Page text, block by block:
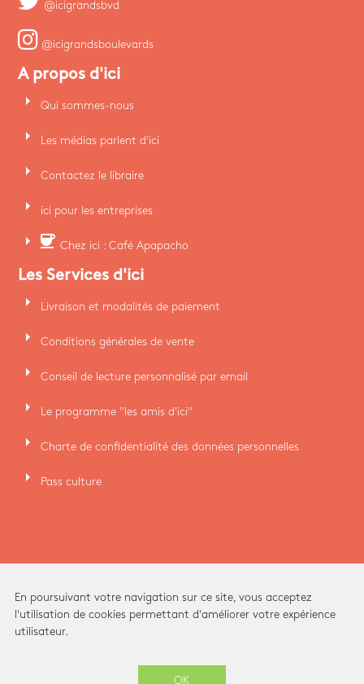
@icigrandsbvd
@icigrandsboulevards
A propos d'ici
arrow_right Qui sommes-nous
arrow_right Les médias parlent d'ici
arrow_right Contactez le libraire
arrow_right ici pour les entreprises
arrow_right coffee Chez ici : Café Apapacho
Les Services d'ici
arrow_right Livraison et modalités de paiement
arrow_right Conditions générales de vente
arrow_right Conseil de lecture personnalisé par email
arrow_right Le programme "les amis d'ici"
arrow_right Charte de confidentialité des données personnelles
arrow_right Pass culture
Ici Librairie - Paris Grands Boulevards © 2026 -
En poursuivant votre navigation sur ce site, vous acceptez
l'utilisation de cookies permettant d'améliorer votre expérience
utilisateur.
OK